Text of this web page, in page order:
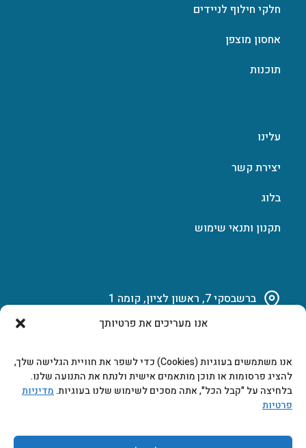
אנו מעריכים את פרטיותך
אנו משתמשים בעוגיות (Cookies) כדי לשפר את חוויית הגלישה שלך,
להציג פרסומות או תוכן מותאמים אישית ולנתח את התנועה שלנו.
בלחיצה על "קבל הכל", אתה מסכים לשימוש שלנו בעוגיות.מדיניות
פרטיות
חלקי חילוף לניידים
אחסון מוצפן
תוכנות
עלינו
יצירת קשר
בלוג
תקנון ותנאי שימוש
ברשבסקי 7, ראשון לציון, קומה 1
marketing@b-tech.co.il